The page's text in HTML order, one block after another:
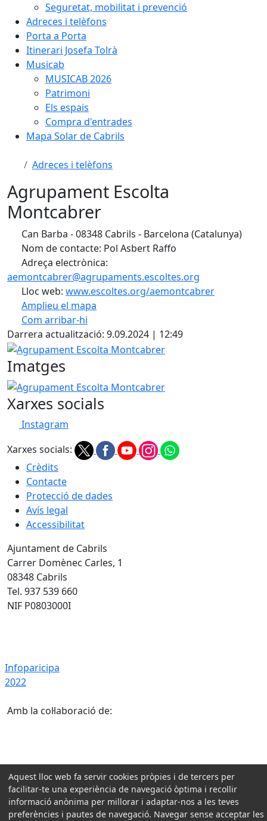
Seguretat, mobilitat i prevenció
Adreces i telèfons
Porta a Porta
Itinerari Josefa Tolrà
Musicab
MUSICAB 2026
Patrimoni
Els espais
Compra d'entrades
Mapa Solar de Cabrils
Adreces i telèfons
Agrupament Escolta
Montcabrer
Can Barba - 08348 Cabrils - Barcelona (Catalunya)
Nom de contacte: Pol Asbert Raffo
Adreça electrònica:
aemontcabrer@agrupaments.escoltes.org
Lloc web: www.escoltes.org/aemontcabrer
Amplieu el mapa
Com arribar-hi
+
−
Darrera actualització: 9.09.2024 | 12:49
Agrupament Escolta Montcabrer
Imatges
Agrupament Escolta Montcabrer
Xarxes socials
Instagram
Xarxes socials:
Crèdits
Contacte
Protecció de dades
Avís legal
Accessibilitat
Ajuntament de Cabrils
Carrer Domènec Carles, 1
08348 Cabrils
Tel. 937 539 660
NIF P0803000I
Infoparicipa
2022
Amb la col·laboració de:
Aquest lloc web fa servir cookies pròpies i de tercers per
facilitar-te una experiència de navegació òptima i recollir
informació anònima per millorar i adaptar-nos a les teves
preferències i pautes de navegació. Navegar sense acceptar les